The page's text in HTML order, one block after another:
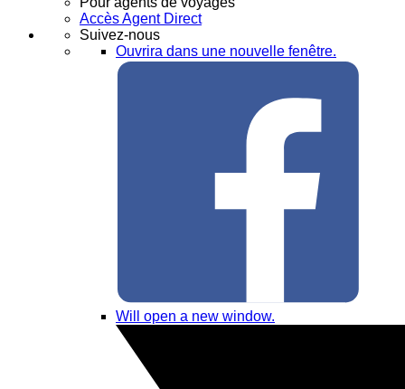
Accès Agent Direct
Suivez-nous
Ouvrira dans une nouvelle fenêtre.
Will open a new window.